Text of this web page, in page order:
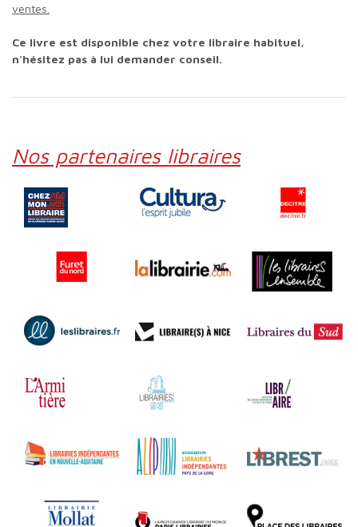
ventes.
Ce livre est disponible chez votre libraire habituel,
n'hésitez pas à lui demander conseil.
Nos partenaires libraires